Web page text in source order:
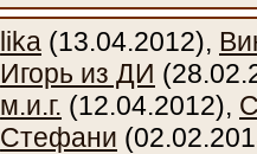
lika (13.04.2012),
Игорь из ДИ
м.и.г. (12.04.2012),
Стефани